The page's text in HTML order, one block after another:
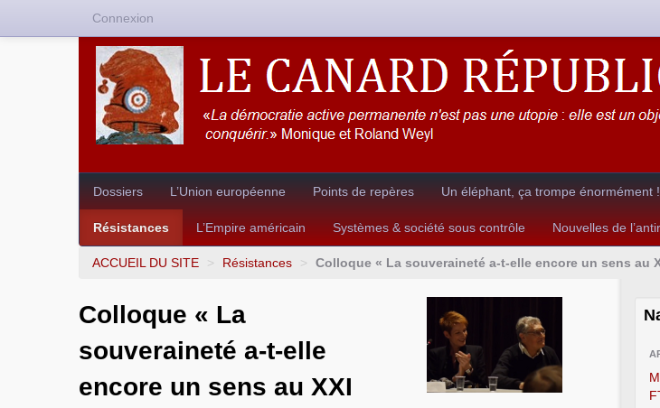
Dossiers L’Union européenne Points de repères Un éléphant, ça trompe énormément !
Résistances L’Empire américain Systèmes & société sous contrôle Nouvelles de
ACCUEIL DU SITE > Résistances > Colloque « La souveraineté a-t-elle encore un sens au
Colloque « La
souveraineté a-t-elle
encore un sens au XXI
Connexion